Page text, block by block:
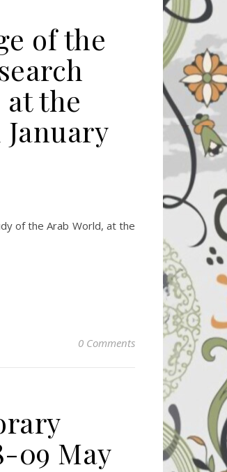
of the
the
of the Arab World, at the
0 Comments
09 May